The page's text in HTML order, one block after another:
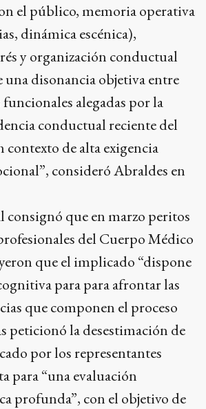
el público, memoria operativa
dinámica escénica),
y organización conductual
una disonancia objetiva entre
alegadas por la
conductual reciente del
de alta exigencia
consideró Abraldes en
consignó que en marzo peritos
del Cuerpo Médico
que el implicado “dispone
para para afrontar las
que componen el proceso
peticionó la desestimación de
por los representantes
para “una evaluación
profunda”, con el objetivo de